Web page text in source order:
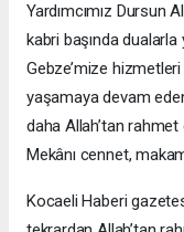
Yardımcımız Dursun
kabri başında dualarla
Gebze’mize
yaşamaya devam
daha Allah’tan rahmet
Mekânı cennet,
Kocaeli Haberi